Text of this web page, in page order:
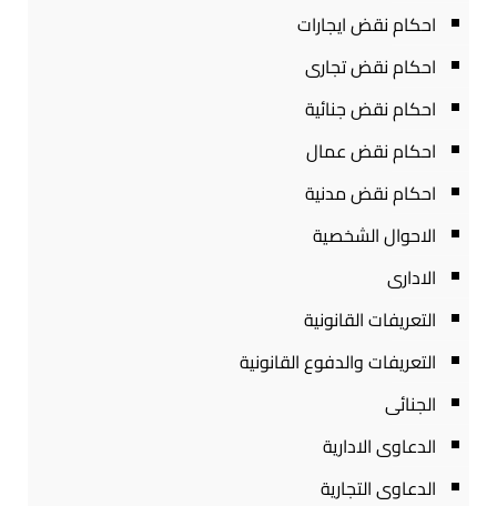
احكام نقض ايجارات
احكام نقض تجارى
احكام نقض جنائية
احكام نقض عمال
احكام نقض مدنية
الاحوال الشخصية
الادارى
التعريفات القانونية
التعريفات والدفوع القانونية
الجنائى
الدعاوى الادارية
الدعاوى التجارية